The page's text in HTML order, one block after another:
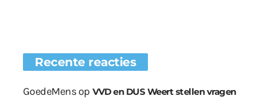
Recente reacties
GoedeMensop VVD en DUS Weert stellen vragen